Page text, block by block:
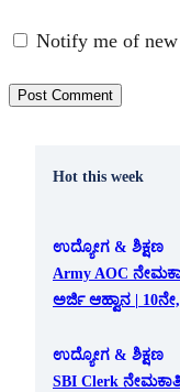
Notify me of
Hot this week
ಉದ್ಯೋಗ & ಶಿಕ್ಷಣ
Army AOC
ಅರ್ಜಿ ಆಹ್ವಾನ |
ಉದ್ಯೋಗ & ಶಿಕ್ಷಣ
SBI Clerk